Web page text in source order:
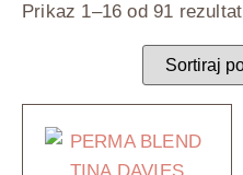
Prikaz 1–16 od 91 rezultat